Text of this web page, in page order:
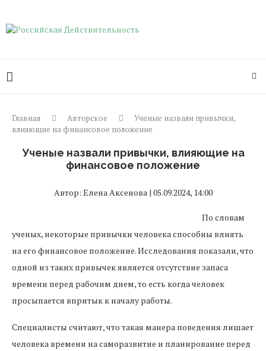
Главная Авторское
Ученые назвали привычки,
влияющие на финансовое положение
Ученые назвали привычки, влияющие на
финансовое положение
Автор: Елена Аксенова | 05.09.2024, 14:00
По словам
ученых, некоторые привычки человека способны влиять
на его финансовое положение. Исследования показали, что
одной из таких привычек является отсутствие запаса
времени перед рабочим днем, то есть когда человек
просыпается впритык к началу работы.
Специалисты считают, что такая манера поведения лишает
человека времени на саморазвитие и планирование перед